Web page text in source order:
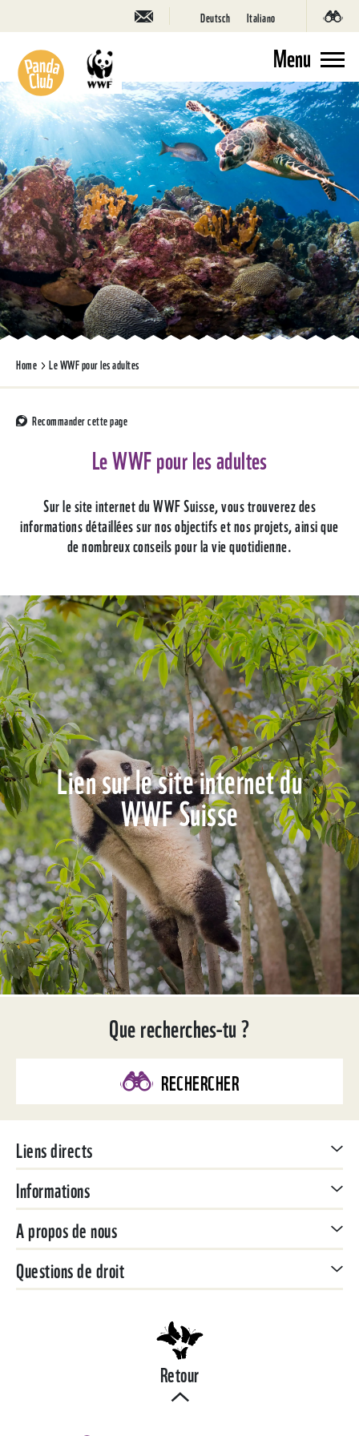
Deutsch Italiano
Menu
Home Le WWF pour les adultes
Recommander cette page
Le WWF pour les adultes
Sur le site internet du WWF Suisse, vous trouverez des
informations détaillées sur nos objectifs et nos projets, ainsi que
de nombreux conseils pour la vie quotidienne.
Lien sur le site internet du
WWF Suisse
Que recherches-tu ?
RECHERCHER
Liens directs
Informations
A propos de nous
Questions de droit
Retour